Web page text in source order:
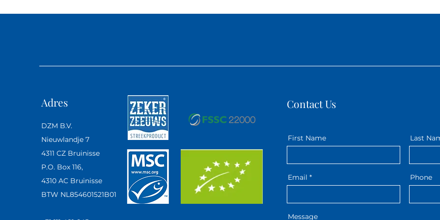
Adres
DZM B.V.
Nieuwlandje 7
4311 CZ Bruinisse
P.O. Box 116,
4310 AC Bruinisse
BTW NL854601521B01
Contact Us
First Name Last
Email Phone
Message